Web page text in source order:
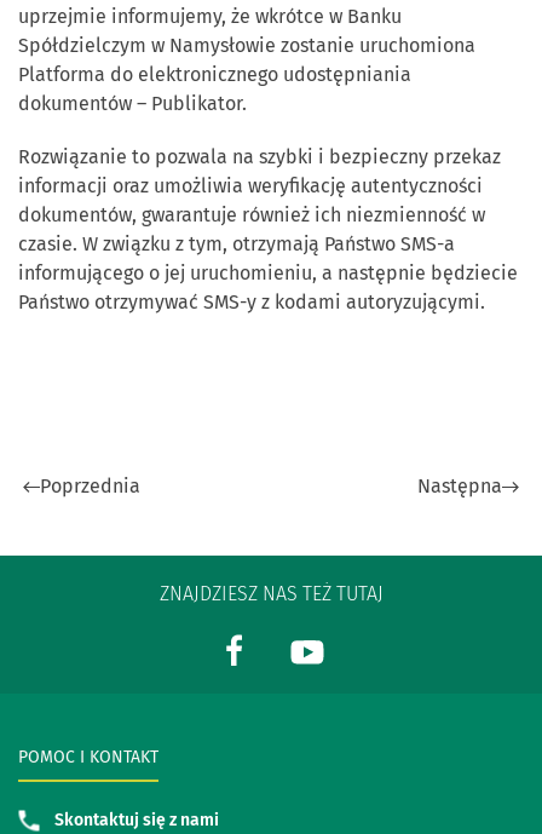
uprzejmie informujemy, że wkrótce w Banku
Spółdzielczym w Namysłowie zostanie uruchomiona
Platforma do elektronicznego udostępniania
dokumentów – Publikator.
Rozwiązanie to pozwala na szybki i bezpieczny przekaz
informacji oraz umożliwia weryfikację autentyczności
dokumentów, gwarantuje również ich niezmienność w
czasie. W związku z tym, otrzymają Państwo SMS-a
informującego o jej uruchomieniu, a następnie będziecie
Państwo otrzymywać SMS-y z kodami autoryzującymi.
Poprzednia Następna
ZNAJDZIESZ NAS TEŻ TUTAJ
POMOC I KONTAKT
Skontaktuj się z nami